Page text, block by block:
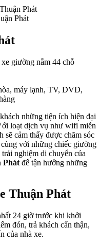
Phát
giường nằm 44 chỗ
máy lạnh, TV, DVD,
những tiện ích hiện đại
loạt dịch vụ như wifi miễn
sẽ cảm thấy được chăm sóc
với những chiếc giường
nghiệm di chuyển của
Phát để tận hưởng những
Thuận Phát
24 giờ trước khi khởi
đón, trả khách cẩn thận,
của nhà xe.